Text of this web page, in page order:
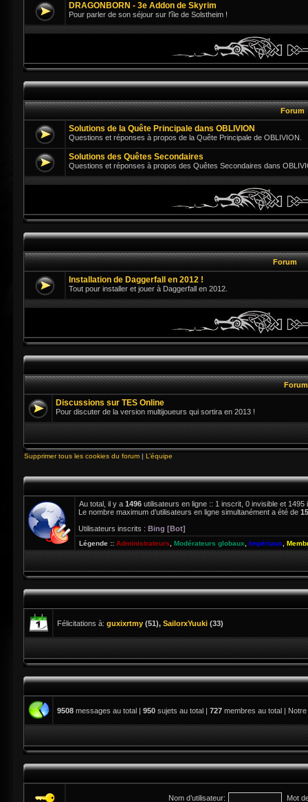
DRAGONBORN - 3e Addon de Skyrim
Pour parler de son séjour sur l'île de Solstheim !
Forum
Solutions de la Quête Principale dans OBLIVION
Questions et réponses à propos de la Quête Principale de OBLIVION.
Solutions des Quêtes Secondaires
Questions et réponses à propos des Quêtes Secondaires dans
Forum
Installation de Daggerfall en 2012 !
Tout pour installer et jouer à Daggerfall en 2012.
Discussions sur TES Online
Pour discuter de la version multijoueurs qui sortira en 2013 !
Supprimer tous les cookies du forum | L’équipe
Au total, il y a 1496 utilisateurs en ligne :: 1 inscrit, 0 invisible et
Le nombre maximum d’utilisateurs en ligne simultanément a été de
Utilisateurs inscrits : Bing [Bot]
Légende :: Administrateurs Modérateurs globaux Impériaux
Félicitations à: guxixrtmy (51), SailorxYuuki (33)
9508 messages au total | 950 sujets au total | 727 membres au total |
Nom d’utilisateur: Mot